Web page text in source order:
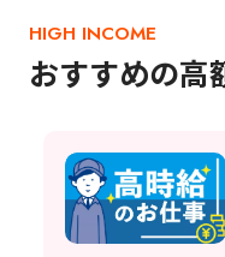
HIGH INCOME
おすすめの高